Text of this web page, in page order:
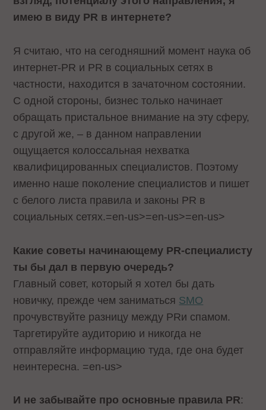
имею в виду PR в интернете?
Я считаю, что на сегодняшний момент наука об
интернет-PR и PR в социальных сетях в
частности, находится в зачаточном состоянии.
С одной стороны, бизнес только начинает
обращать пристальное внимание на эту сферу,
с другой же, – в данном направлении
ощущается колоссальная нехватка
квалифицированных специалистов. Поэтому
именно наше поколение специалистов и пишет
с белого листа правила и законы PR в
социальных сетях.=en-us>=en-us>=en-us>
Какие советы начинающему PR-специалисту
ты бы дал в первую очередь?
Главный совет, который я хотел бы дать
новичку, прежде чем заниматься SMO
прочувствуйте разницу между PRи спамом.
Таргетируйте аудиторию и никогда не
отправляйте информацию туда, где она будет
неинтересна. =en-us>
И не забывайте про основные правила PR: